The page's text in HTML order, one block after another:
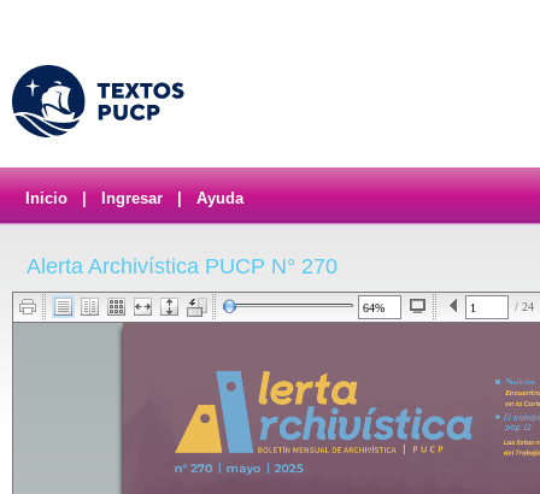
Inicio Ingresar Ayuda
Alerta Archivística PUCP N° 270
/ 24